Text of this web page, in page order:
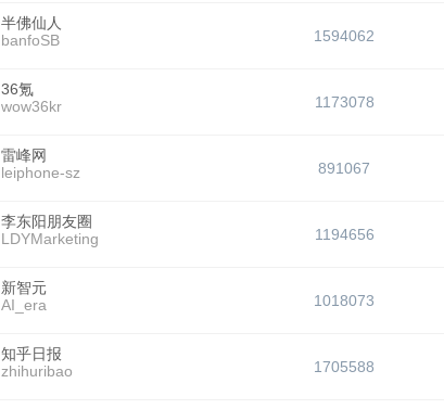
半佛仙人
banfoSB
1594062
36氪
wow36kr
1173078
雷峰网
leiphone-sz
891067
李东阳朋友圈
LDYMarketing
1194656
新智元
AI_era
1018073
知乎日报
zhihuribao
1705588